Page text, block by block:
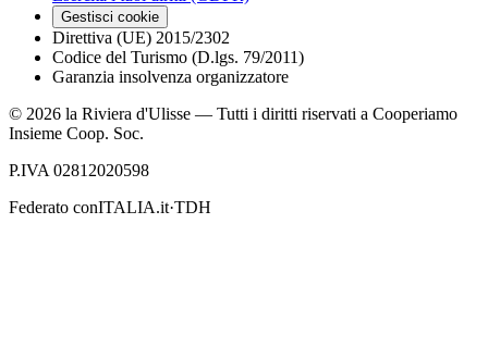
Gestisci cookie
Direttiva (UE) 2015/2302
Codice del Turismo (D.lgs. 79/2011)
Garanzia insolvenza organizzatore
© 2026 la Riviera d'Ulisse — Tutti i diritti riservati a Cooperiamo
Insieme Coop. Soc.
P.IVA 02812020598
Federato conITALIA.it·TDH